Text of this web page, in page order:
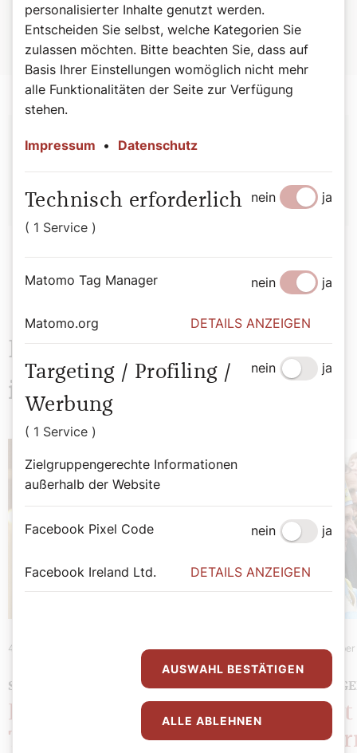
Haben Sie lustige Geschichten in der Kirche erlebt, die Sie mit
uns teilen möchten? Bitte schreiben Sie uns an
anekdoten@dersonntag.at
Bernadette Spitzer
Das könnte Sie auch
interessieren
4. Jänner 2023
STEHT FEST IM GLAUBEN!
Das geistliche
Testament von Benedikt
31.
ALS
personalisierter Inhalte genutzt werden.
Entscheiden Sie selbst, welche Kategorien Sie
zulassen möchten. Bitte beachten Sie, dass auf
Basis Ihrer Einstellungen womöglich nicht mehr
alle Funktionalitäten der Seite zur Verfügung
stehen.
Impressum • Datenschutz
Technisch erforderlich
( 1 Service )
nein ja
Matomo Tag Manager nein ja
Matomo.org DETAILS ANZEIGEN
Targeting / Profiling /
Werbung
( 1 Service )
Zielgruppengerechte Informationen
außerhalb der Website
nein ja
Facebook Pixel Code nein ja
Facebook Ireland Ltd. DETAILS ANZEIGEN
AUSWAHL BESTÄTIGEN
ALLE ABLEHNEN